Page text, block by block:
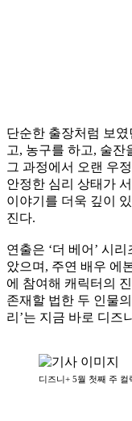
단순한 출장처럼 보
고, 농구를 하고, 술잔
그 과정에서 오랜 우
안정한 심리 상태가
이야기를 더욱 깊이
진다.
연출은 ‘더 베어’ 시
았으며, 주연 배우 에
에 참여해 캐릭터의
존재할 법한 두 인물
리’는 지금 바로 디즈
디즈니+ 5월 첫째 주